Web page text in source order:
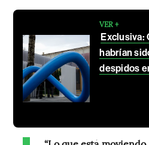
VER +
Exclusiva:
habrían
despidos